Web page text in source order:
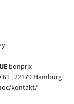
bonprix
| 22179 Hamburg
kontakt/